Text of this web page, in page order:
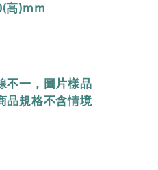
高)mm
不一，圖片樣品
品規格不含情境